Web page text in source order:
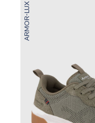
ARMOR-LUX